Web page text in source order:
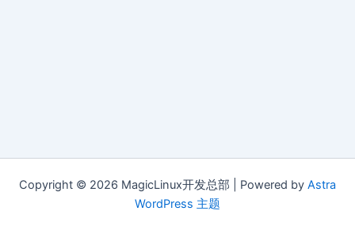
Copyright © 2026 MagicLinux开发总部 | Powered by Astra
WordPress 主题